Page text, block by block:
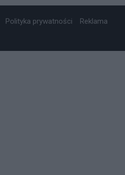
Polityka prywatności Reklama